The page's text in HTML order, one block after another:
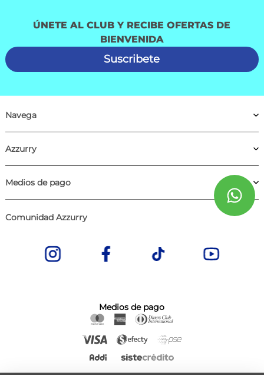
ÚNETE AL CLUB Y RECIBE OFERTAS DE
BIENVENIDA
Suscribete
Navega
Azzurry
Medios de pago
Comunidad Azzurry
Medios de pago